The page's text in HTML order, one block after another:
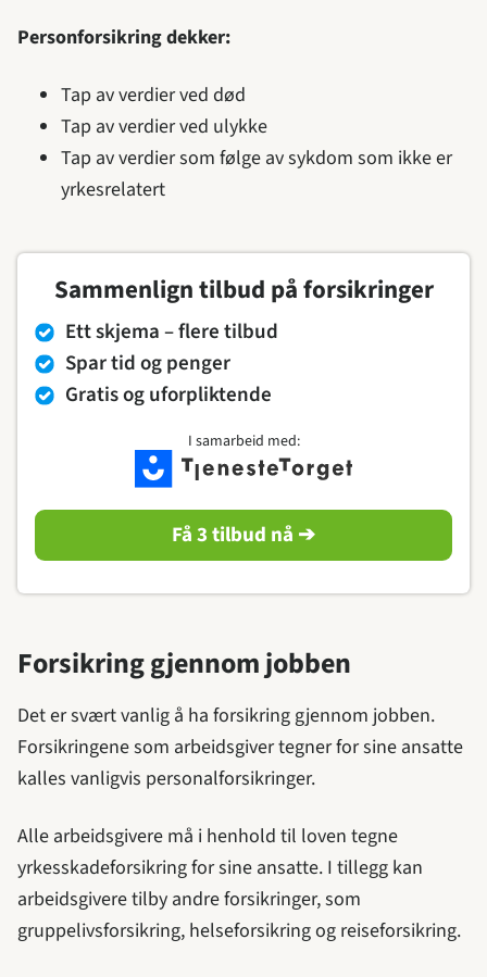
Personforsikring dekker:
Tap av verdier ved død
Tap av verdier ved ulykke
Tap av verdier som følge av sykdom som ikke er
yrkesrelatert
Sammenlign tilbud på forsikringer
Ett skjema – flere tilbud
Spar tid og penger
Gratis og uforpliktende
I samarbeid med:
Få 3 tilbud nå ➔
Forsikring gjennom jobben
Det er svært vanlig å ha forsikring gjennom jobben.
Forsikringene som arbeidsgiver tegner for sine ansatte
kalles vanligvis personalforsikringer.
Alle arbeidsgivere må i henhold til loven tegne
yrkesskadeforsikring for sine ansatte. I tillegg kan
arbeidsgivere tilby andre forsikringer, som
gruppelivsforsikring, helseforsikring og reiseforsikring.